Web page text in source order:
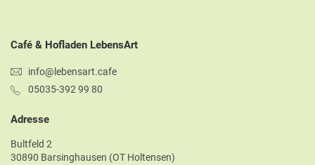
Café & Hofladen LebensArt
info@lebensart.cafe
05035-392 99 80
Adresse
Bultfeld 2
30890 Barsinghausen (OT Holtensen)